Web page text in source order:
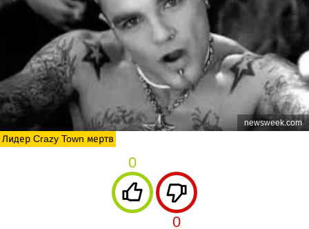
newsweek.com
Лидер Crazy Town мертв
0
0